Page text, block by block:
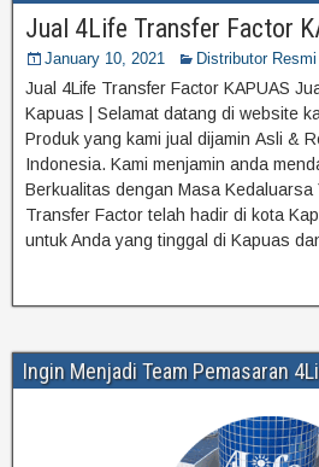
Jual 4Life Transfer Factor
January 10, 2021 Distributor
Jual 4Life Transfer Factor KAPUAS
Kapuas | Selamat datang di website
Produk yang kami jual dijamin Asli &
Indonesia. Kami menjamin anda
Berkualitas dengan Masa Kedaluarsa
Transfer Factor telah hadir di kota
untuk Anda yang tinggal di Kapuas
Ingin Menjadi Team Pemasaran